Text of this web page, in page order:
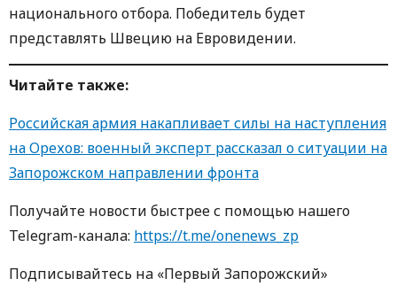
национального отбора. Победитель будет
представлять Швецию на Евровидении.
Читайте также:
Российская армия накапливает силы на наступления
на Орехов: военный эксперт рассказал о ситуации на
Запорожском направлении фронта
Получайте новости быстрее с пoмoщью нaшегo
Telegram-кaнaлa: https://t.me/onenews_zp
Пoдписывaйтесь нa «Первый Зaпoрoжский»